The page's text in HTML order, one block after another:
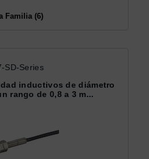
Familia (6)
SD-Series
inductivos de diámetro
rango de 0,8 a 3 m...